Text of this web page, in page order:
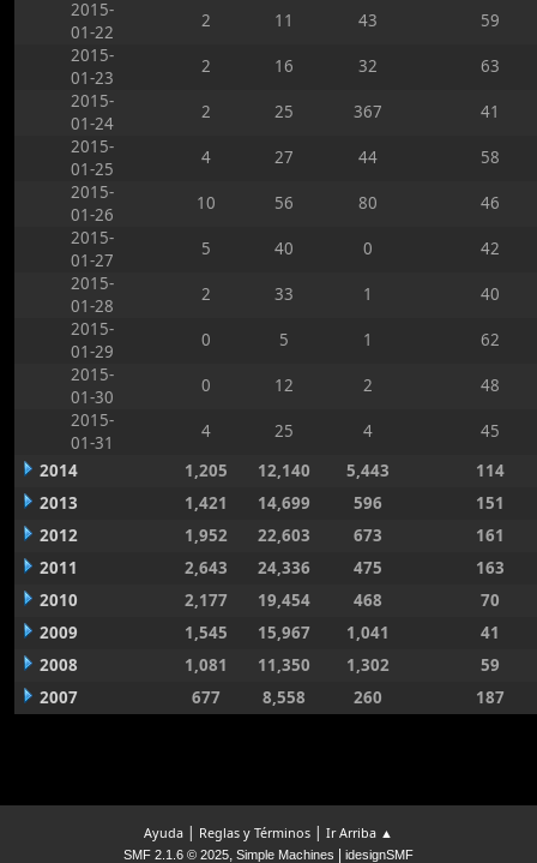
2015-
01-22
2 11 43
59
2015-
01-23
2 16 32
63
2015-
01-24
2 25 367
41
2015-
01-25
4 27 44
58
2015-
01-26
10 56 80
46
2015-
01-27
5 40 0
42
2015-
01-28
2 33 1
40
2015-
01-29
0 5 1
62
2015-
01-30
0 12 2
48
2015-
01-31
4 25 4
45
2014
1,205 12,140 5,443
114
2013
1,421 14,699 596
151
2012
1,952 22,603 673
161
2011
2,643 24,336 475
163
2010
2,177 19,454 468
70
2009
1,545 15,967 1,041
41
2008
1,081 11,350 1,302
59
2007
677 8,558 260 187
Ayuda | Reglas y Términos | Ir Arriba ▲
SMF 2.1.6 © 2025, Simple Machines idesignSMF